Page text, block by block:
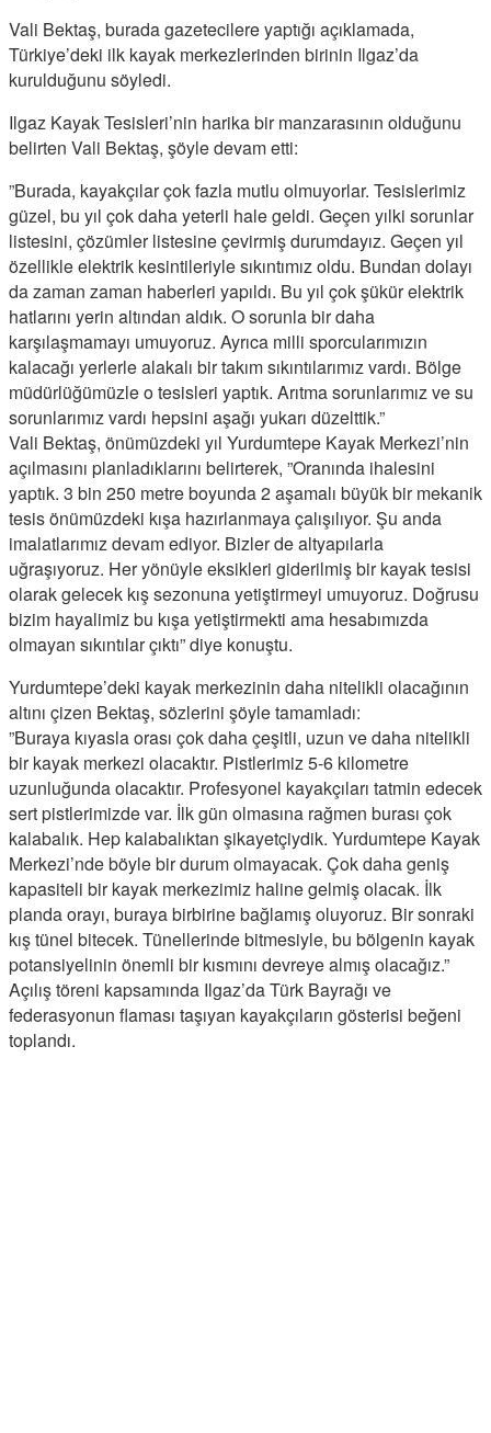
Vali Bektaş, burada gazetecilere yaptığı açıklamada,
Türkiye’deki ilk kayak merkezlerinden birinin Ilgaz’da
kurulduğunu söyledi.
Ilgaz Kayak Tesisleri’nin harika bir manzarasının olduğunu
belirten Vali Bektaş, şöyle devam etti:
”Burada, kayakçılar çok fazla mutlu olmuyorlar. Tesislerimiz
güzel, bu yıl çok daha yeterli hale geldi. Geçen yılki sorunlar
listesini, çözümler listesine çevirmiş durumdayız. Geçen yıl
özellikle elektrik kesintileriyle sıkıntımız oldu. Bundan dolayı
da zaman zaman haberleri yapıldı. Bu yıl çok şükür elektrik
hatlarını yerin altından aldık. O sorunla bir daha
karşılaşmamayı umuyoruz. Ayrıca milli sporcularımızın
kalacağı yerlerle alakalı bir takım sıkıntılarımız vardı. Bölge
müdürlüğümüzle o tesisleri yaptık. Arıtma sorunlarımız ve su
sorunlarımız vardı hepsini aşağı yukarı düzelttik.”
Vali Bektaş, önümüzdeki yıl Yurdumtepe Kayak Merkezi’nin
açılmasını planladıklarını belirterek, ”Oranında ihalesini
yaptık. 3 bin 250 metre boyunda 2 aşamalı büyük bir mekanik
tesis önümüzdeki kışa hazırlanmaya çalışılıyor. Şu anda
imalatlarımız devam ediyor. Bizler de altyapılarla
uğraşıyoruz. Her yönüyle eksikleri giderilmiş bir kayak tesisi
olarak gelecek kış sezonuna yetiştirmeyi umuyoruz. Doğrusu
bizim hayalimiz bu kışa yetiştirmekti ama hesabımızda
olmayan sıkıntılar çıktı” diye konuştu.
Yurdumtepe’deki kayak merkezinin daha nitelikli olacağının
altını çizen Bektaş, sözlerini şöyle tamamladı:
”Buraya kıyasla orası çok daha çeşitli, uzun ve daha nitelikli
bir kayak merkezi olacaktır. Pistlerimiz 5-6 kilometre
uzunluğunda olacaktır. Profesyonel kayakçıları tatmin edecek
sert pistlerimizde var. İlk gün olmasına rağmen burası çok
kalabalık. Hep kalabalıktan şikayetçiydik. Yurdumtepe Kayak
Merkezi’nde böyle bir durum olmayacak. Çok daha geniş
kapasiteli bir kayak merkezimiz haline gelmiş olacak. İlk
planda orayı, buraya birbirine bağlamış oluyoruz. Bir sonraki
kış tünel bitecek. Tünellerinde bitmesiyle, bu bölgenin kayak
potansiyelinin önemli bir kısmını devreye almış olacağız.”
Açılış töreni kapsamında Ilgaz’da Türk Bayrağı ve
federasyonun flaması taşıyan kayakçıların gösterisi beğeni
toplandı.